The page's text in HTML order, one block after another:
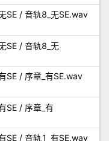
SE / 音轨8_无SE.wav
SE / 音轨8_无
SE / 序章_有SE.wav
SE / 序章_有
SE / 音轨1_有SE.wav